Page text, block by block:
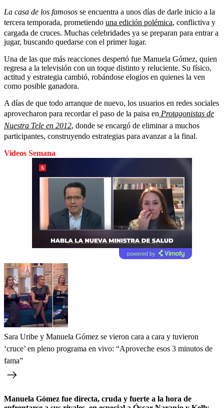
La casa de los famosos se encuentra a unos días de darle inicio a la
tercera temporada, prometiendo una edición polémica, conflictiva y
cargada de cruces. Muchas celebridades ya se preparan para entrar a
jugar, buscando quedarse con el primer lugar.
Una de las que más reacciones despertó fue Manuela Gómez, quien
regresa a la televisión con un toque distinto y reluciente. Su físico,
actitud y estrategia cambió, robándose elogios en quienes la ven
como posible ganadora.
A días de que todo arranque de nuevo, los usuarios en redes sociales
aprovecharon para recordar el paso de la paisa en Protagonistas de
Nuestra Tele en 2012, donde se encargó de eliminar a muchos
participantes, construyendo estrategias para avanzar a la final.
Videos Semana
powered by
Sara Uribe y Manuela Gómez se vieron cara a cara y tuvieron
‘cruce’ en pleno programa en vivo: “Aproveche esos 3 minutos de
fama”
Manuela Gómez fue directa, cruda y fuerte a la hora de